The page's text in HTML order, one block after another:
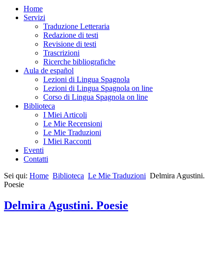
Home
Servizi
Traduzione Letteraria
Redazione di testi
Revisione di testi
Trascrizioni
Ricerche bibliografiche
Aula de español
Lezioni di Lingua Spagnola
Lezioni di Lingua Spagnola on line
Corso di Lingua Spagnola on line
Biblioteca
I Miei Articoli
Le Mie Recensioni
Le Mie Traduzioni
I Miei Racconti
Eventi
Contatti
Sei qui: Home Biblioteca Le Mie Traduzioni Delmira Agustini.
Poesie
Delmira Agustini. Poesie